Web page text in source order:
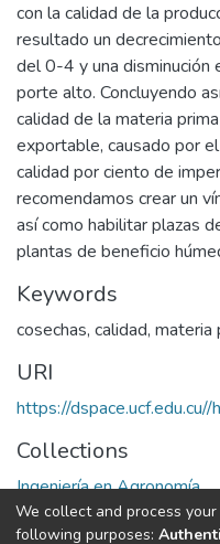
con la calidad de la
resultado un
del 0-4 y una disminución
porte alto. Concluyendo
calidad de la materia
exportable, causado por
calidad por ciento de
recomendamos crear un
así como habilitar plazas
plantas de beneficio
Keywords
cosechas, calidad, materia
URI
https://
Collections
Ingeniería en Agronomía
Full item page
We collect and process
following purposes: